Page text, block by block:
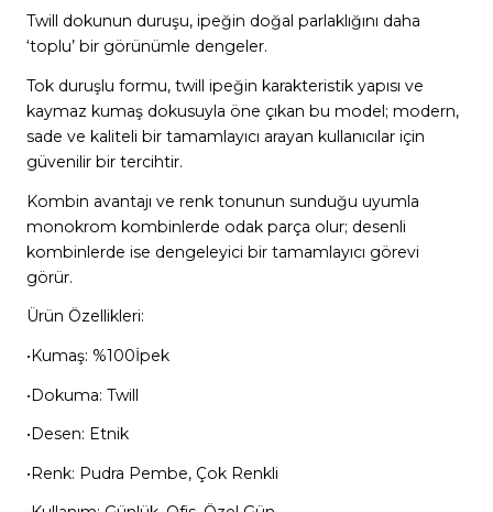
Twill dokunun duruşu, ipeğin doğal parlaklığını daha
‘toplu’ bir görünümle dengeler.
Tok duruşlu formu, twill ipeğin karakteristik yapısı ve
kaymaz kumaş dokusuyla öne çıkan bu model; modern,
sade ve kaliteli bir tamamlayıcı arayan kullanıcılar için
güvenilir bir tercihtir.
Kombin avantajı ve renk tonunun sunduğu uyumla
monokrom kombinlerde odak parça olur; desenli
kombinlerde ise dengeleyici bir tamamlayıcı görevi
görür.
Ürün Özellikleri:
•Kumaş: %100İpek
•Dokuma: Twill
•Desen: Etnik
•Renk: Pudra Pembe, Çok Renkli